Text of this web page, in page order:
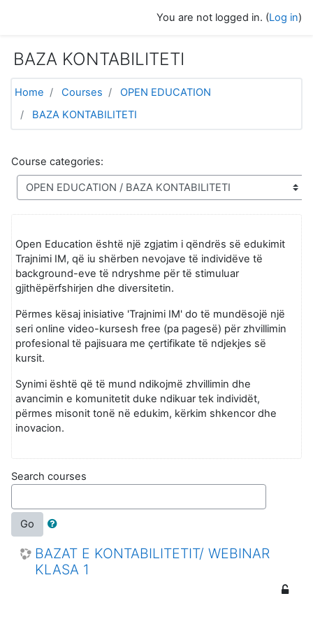
You are not logged in. (Log in)
BAZA KONTABILITETI
Home Courses
OPEN EDUCATION
BAZA KONTABILITETI
Course categories:
Open Education është një zgjatim i qëndrës së edukimit
Trajnimi IM, që iu shërben nevojave të individëve të
background-eve të ndryshme për të stimuluar
gjithëpërfshirjen dhe diversitetin.
Përmes kësaj inisiative 'Trajnimi IM' do të mundësojë një
seri online video-kursesh free (pa pagesë) për zhvillimin
profesional të pajisuara me çertifikate të ndjekjes së
kursit.
Synimi është që të mund ndikojmë zhvillimin dhe
avancimin e komunitetit duke ndikuar tek individët,
përmes misonit tonë në edukim, kërkim shkencor dhe
inovacion.
Search courses
Go
BAZAT E KONTABILITETIT/ WEBINAR
KLASA 1